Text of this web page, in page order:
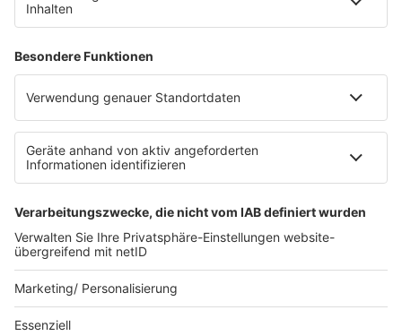
Datenschutz
Datenschutzeinstellungen
Datenverarbeitung bei Gewinnspielen
Teilnahmebedingungen
Gewinnspielregeln Social Media
KI-Leitlinie
Die neuesten Updates für deinen